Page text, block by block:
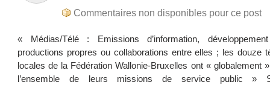
Commentaires non disponibles pour ce post
« Médias/Télé : Emissions d’information,
productions propres ou collaborations entre elles ; les douze
locales de la Fédération Wallonie-Bruxelles ont « globalement
l’ensemble de leurs missions de service public »